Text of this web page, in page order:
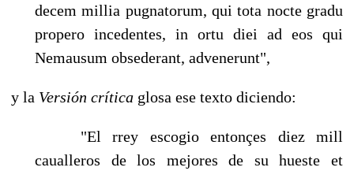
decem millia pugnatorum, qui tota nocte gradu
propero incedentes, in ortu diei ad eos qui
Nemausum obsederant, advenerunt",
y la Versión crítica glosa ese texto diciendo:
"El rrey escogio entonçes diez mill
caualleros de los mejores de su hueste et